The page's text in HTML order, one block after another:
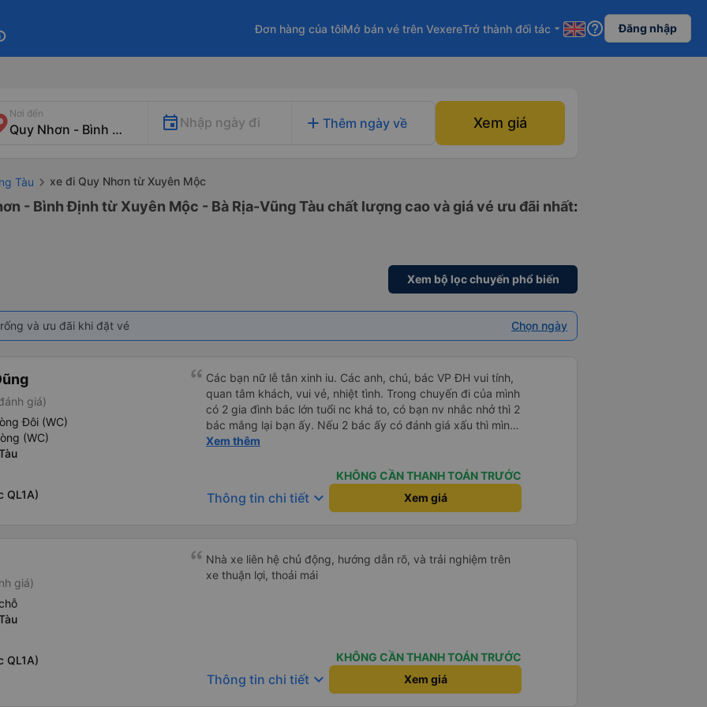
Đơn hàng của tôiMở bán vé trên VexereTrở thành đối tác arrow_drop_down help_outline Đăng nhập
Nơi đến
Nhập ngày đi add Thêm ngày về Xem giá
Tàu xe đi Quy Nhơn từ Xuyên Mộc
- Bình Định từ Xuyên Mộc - Bà Rịa-Vũng Tàu chất lượng cao và giá vé ưu đãi nhất:
Xem bộ lọc chuyến phổ biến
và ưu đãi khi đặt vé Chọn ngày
giá)
Đôi (WC)
(WC)
QL1A)
Các bạn nữ lễ tân xinh iu. Các anh, chú, bác VP ĐH vui tính,
quan tâm khách, vui vẻ, nhiệt tình. Trong chuyến đi của mình
có 2 gia đình bác lớn tuổi nc khá to, có bạn nv nhắc nhở thì 2
bác mắng lại bạn ấy. Nếu 2 bác ấy có đánh giá xấu thì mình
ngược lại nha. Bạn ấy nhắc nhở rất đúng. 2 bác nói rất to. To
nhau xuất hiện trong giấc mơ của mình luôn. Nên nếu bạn ấy
bị phản ánh thì đừng trừ lương bạn ấy nha. Nếu bạn ấy bị trừ
thì bảo bạn ấy liên hệ sđt của mình, mình hỗ trợ ạ. Số mình
(một mình) yêu luôn. Nhưng phòng đôi mà nằm một thì mỗi
lần xe rẽ 1 cái là ✈️ Ít đi xe khách nhưng đủ để đánh giá
10/10.
Xem thêm
KHÔNG CẦN THANH TOÁN TRƯỚC
Thông tin chi tiết keyboard_arrow_down Xem giá
giá)
QL1A)
Nhà xe liên hệ chủ động, hướng dẫn rõ, và trải nghiệm trên
xe thuận lợi, thoải mái
KHÔNG CẦN THANH TOÁN TRƯỚC
Thông tin chi tiết keyboard_arrow_down Xem giá